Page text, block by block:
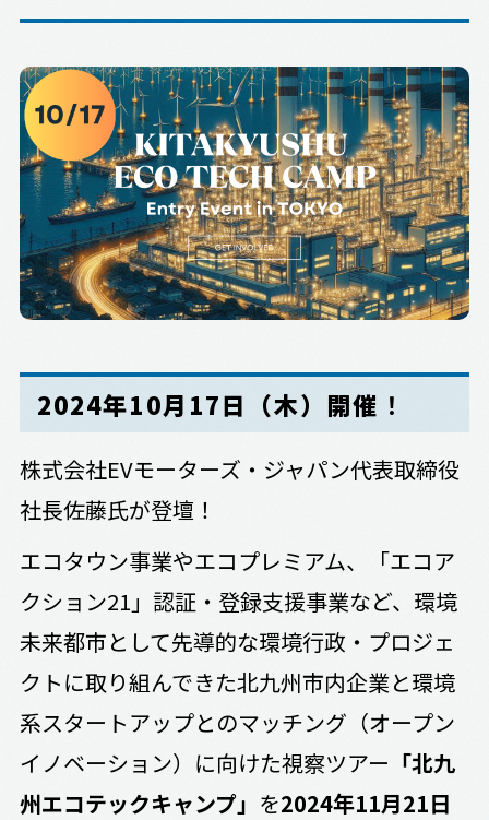
2024年10月17日（木）開催 ！
株式会社EVモーターズ・ジャパン代表取締役
社長佐藤氏が登壇！
エコタウン事業やエコプレミアム、「エコア
クション21」認証・登録支援事業など、環境
未来都市として先導的な環境行政・プロジェ
クトに取り組んできた北九州市内企業と環境
系スタートアップとのマッチング（オープン
イノベーション）に向けた視察ツアー 「北九
州エコテックキャンプ」 を2024年11月21日